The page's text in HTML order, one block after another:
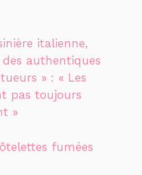
italienne,
authentiques
» : « Les
pas toujours
»
fumées